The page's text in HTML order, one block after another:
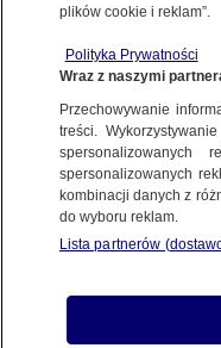
23.05.2014, 12:15
Udostępnij
plików cookie i reklam”.
Polityka Prywatności
Wraz z naszymi
Przechowywanie
treści.
spersonalizowanych
kombinacji danych z
do wyboru reklam.
Lista partnerów